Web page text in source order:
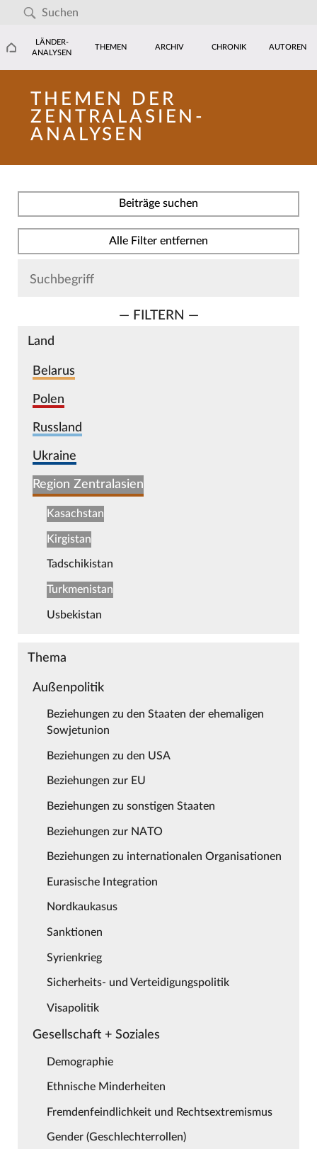
LÄNDER-
ANALYSEN
THEMEN ARCHIV CHRONIK AUTOREN
THEMEN DER
ZENTRALASIEN-
ANALYSEN
Beiträge suchen
Alle Filter entfernen
— FILTERN —
Land
Belarus
Polen
Russland
Ukraine
Region Zentralasien
Kasachstan
Kirgistan
Tadschikistan
Turkmenistan
Usbekistan
Thema
Außenpolitik
Beziehungen zu den Staaten der ehemaligen
Sowjetunion
Beziehungen zu den USA
Beziehungen zur EU
Beziehungen zu sonstigen Staaten
Beziehungen zur NATO
Beziehungen zu internationalen Organisationen
Eurasische Integration
Nordkaukasus
Sanktionen
Syrienkrieg
Sicherheits- und Verteidigungspolitik
Visapolitik
Gesellschaft + Soziales
Demographie
Ethnische Minderheiten
Fremdenfeindlichkeit und Rechtsextremismus
Gender (Geschlechterrollen)